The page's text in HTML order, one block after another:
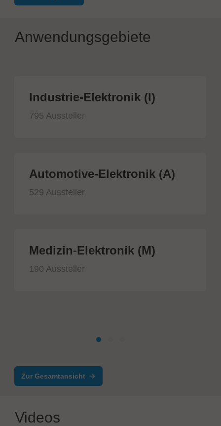
Anwendungsgebiete
Industrie-Elektronik (I)
795 Aussteller
Automotive-Elektronik (A)
529 Aussteller
Medizin-Elektronik (M)
190 Aussteller
Zur Gesamtansicht
Videos